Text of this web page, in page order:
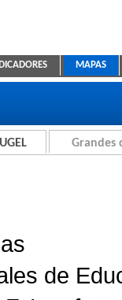
MAPAS
Grandes
de